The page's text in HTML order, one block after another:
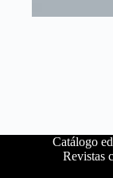
Catálogo
Revistas